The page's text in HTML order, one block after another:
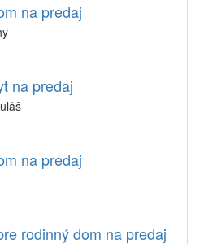
na predaj
na predaj
na predaj
rodinný dom na predaj